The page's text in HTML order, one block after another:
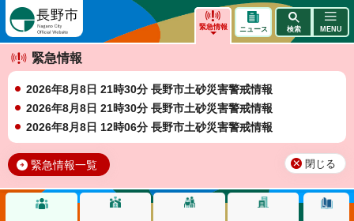
緊急情報
緊急情報
2026年8月8日 21時30分 長野市土砂災害警戒情報
2026年8月8日 21時30分 長野市土砂災害警戒情報
2026年8月8日 12時06分 長野市土砂災害警戒情報
緊急情報一覧 閉じる
ニュース 検索 MENU